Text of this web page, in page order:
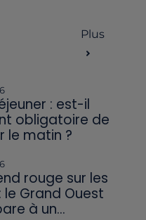
Plus
: est-il
obligatoire de
le matin ?
rouge sur les
le Grand Ouest
à un...